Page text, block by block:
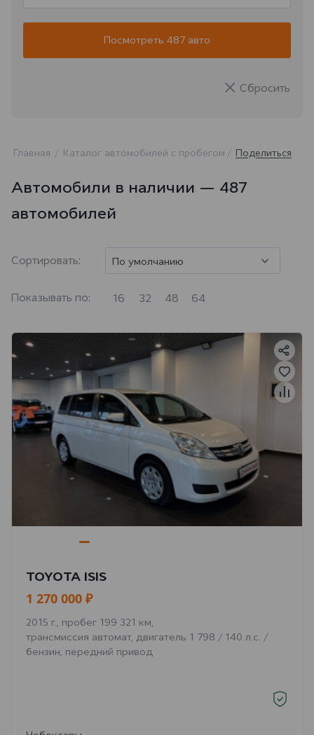
Сбросить
Посмотреть 487 авто
Главная Каталог автомобилей с пробегом Поделиться
Автомобили в наличии — 487
автомобилей
Сортировать: По умолчанию
Показывать по: 16 32 48 64
TOYOTA ISIS
1 270 000 ₽
2015 г., пробег 199 321 км,
трансмиссия автомат, двигатель 1 798 / 140 л.с. /
бензин, передний привод